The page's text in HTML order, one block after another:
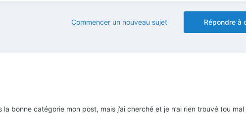
Répondre à
Commencer un nouveau sujet
la bonne catégorie mon post, mais j’ai cherché et je n’ai rien trouvé (ou